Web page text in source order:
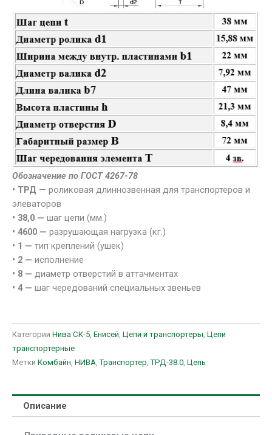
Обозначение по ГОСТ 4267-78
• ТРД — роликовая длиннозвенная для транспортеров и
элеваторов
• 38,0 — шаг цепи (мм.)
• 4600 — разрушающая нагрузка (кг.)
• 1 — тип креплений (ушек)
• 2 — исполнение
• 8 — диаметр отверстий в аттачментах
• 4 — шаг чередований специальных звеньев
Категории Нива СК-5, Енисей, Цепи и транспортеры, Цепи
транспортерные
Метки Комбайн, НИВА,Транспортер,ТРД-38.0, Цепь
Описание